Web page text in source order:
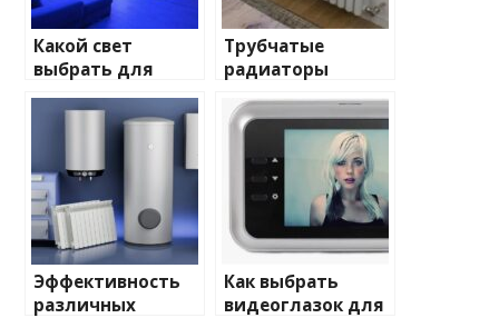
Какой свет
выбрать для
домашнего
освещения
Трубчатые
радиаторы
и характеристики
Эффективность
различных
Как выбрать
видеоглазок для